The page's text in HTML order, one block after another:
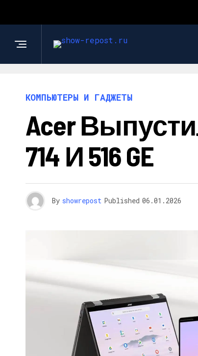
КОМПЬЮТЕРЫ И ГАДЖЕТЫ
Acer
714 И 516 GE
By showrepost Published 06.01.2026